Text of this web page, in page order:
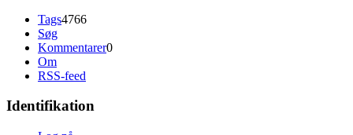
Tags4766
Søg
Kommentarer0
Om
RSS-feed
Identifikation